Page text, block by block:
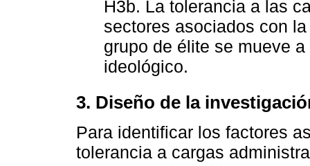
H3b. La tolerancia a las
sectores asociados con
grupo de élite se mueve
ideológico.
3. Diseño de la
Para identificar los factores
tolerancia a cargas